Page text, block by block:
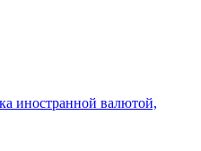
иностранной валютой,